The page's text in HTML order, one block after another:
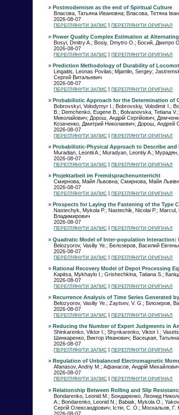
» Postmodernism as the end of Spiritual Culture
Власова, Татьяна Ивановна; Власова, Тетяна
2026-08-07
ПЕРЕГЛЯНУТИ ЗАПИС |ПЕРЕГЛЯНУТИ ОРИГІНАЛ
» Power Quality Complex Estimation at
Bosyi, Dmitry A.; Bosiy, Dmytro O.; Босий, Дмитро
2026-08-07
ПЕРЕГЛЯНУТИ ЗАПИС |ПЕРЕГЛЯНУТИ ОРИГІНАЛ
» Prediction Methodology of Durability of
Lingaitis, Leonas Povilas; Mjamlin, Sergey;
Сергей Витальевич
2026-08-07
ПЕРЕГЛЯНУТИ ЗАПИС |ПЕРЕГЛЯНУТИ ОРИГІНАЛ
» Probabilistic Approach for the Determination of
Bobrovskyi, Volodymyr I.; Bobrovskiy, Volodimir I.;
B.; Demchenko, Eugene B.; Bolvanovska, Tetiana
Миколайович; Дорош, Андрій Сергійович;
Козаченко, Дмитрий Николаевич; Дорош, Андрей
2026-08-07
ПЕРЕГЛЯНУТИ ЗАПИС |ПЕРЕГЛЯНУТИ ОРИГІНАЛ
» Probabilistic-Physical Approach to Describe
Muradian, Leontii A.; Muradyan, Leontiy A.;
2026-08-07
ПЕРЕГЛЯНУТИ ЗАПИС |ПЕРЕГЛЯНУТИ ОРИГІНАЛ
» Projektarbeit im Fremdsprachenunterricht
Смирнова, Майя Львовна; Смирнова, Майя
2026-08-07
ПЕРЕГЛЯНУТИ ЗАПИС |ПЕРЕГЛЯНУТИ ОРИГІНАЛ
» Prospects for Laying the Fastening of the Type
Nastechyk, Mykola P.; Nastechik, Nicolai P.;
Владимирович
2026-08-07
ПЕРЕГЛЯНУТИ ЗАПИС |ПЕРЕГЛЯНУТИ ОРИГІНАЛ
» Quadratic Model of Inter-population Interaction:
Belozyorov, Vasiliy Ye.; Белозеров, Василий
2026-08-07
ПЕРЕГЛЯНУТИ ЗАПИС |ПЕРЕГЛЯНУТИ ОРИГІНАЛ
» Rational Recovery Model of Depot Processing
Kapitsa, Mykhaylo I.; Grishechkina, Tatiana S.;
2026-08-07
ПЕРЕГЛЯНУТИ ЗАПИС |ПЕРЕГЛЯНУТИ ОРИГІНАЛ
» Recurrence Analysis of Time Series Generated
Belozyorov, Vasiliy Ye.; Zaytsev, V. G.; Білозеров,
2026-08-07
ПЕРЕГЛЯНУТИ ЗАПИС |ПЕРЕГЛЯНУТИ ОРИГІНАЛ
» Reducing the Number of Expert Judgments in
Shinkarenko, Viktor I.; Shynkarenko, Viktor I.;
Шинкаренко, Виктор Иванович; Васецкая,
2026-08-07
ПЕРЕГЛЯНУТИ ЗАПИС |ПЕРЕГЛЯНУТИ ОРИГІНАЛ
» Regulation of Unbalanced Electromagnetic
Afanasov, Andriy M.; Афанасов, Андрій
2026-08-07
ПЕРЕГЛЯНУТИ ЗАПИС |ПЕРЕГЛЯНУТИ ОРИГІНАЛ
» Relationship Between Rolling and Slip
Bondarenko, Lеоnid M.; Бондаренко, Леонид
А.; Bondarenko, Leonid N.; Babiak, Mykola O.;
Сергій Олександрович; Істін, С. О.; Москальов,
2026-08-07